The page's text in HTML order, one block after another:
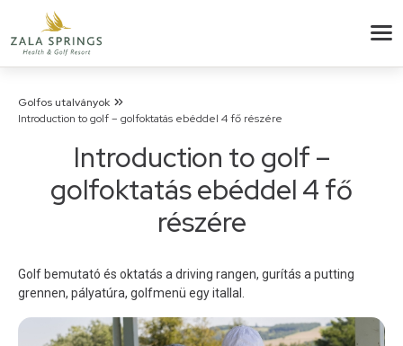
Golfos utalványok
Introduction to golf – golfoktatás ebéddel 4 fő részére
Introduction to golf –
golfoktatás ebéddel 4 fő
részére
Golf bemutató és oktatás a driving rangen, gurítás a putting
grennen, pályatúra, golfmenü egy itallal.